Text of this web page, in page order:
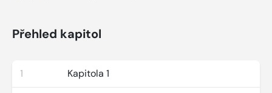
Přehled kapitol
1 Kapitola 1